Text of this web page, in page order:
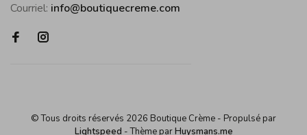
Courriel: info@boutiquecreme.com
© Tous droits réservés 2026 Boutique Crème - Propulsé par
Lightspeed - Thème parHuysmans.me